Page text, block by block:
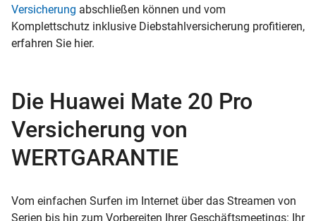
Versicherung abschließen können und vom
Komplettschutz inklusive Diebstahlversicherung profitieren,
erfahren Sie hier.
Die Huawei Mate 20 Pro
Versicherung von
WERTGARANTIE
Vom einfachen Surfen im Internet über das Streamen von
Serien bis hin zum Vorbereiten Ihrer Geschäftsmeetings: Ihr